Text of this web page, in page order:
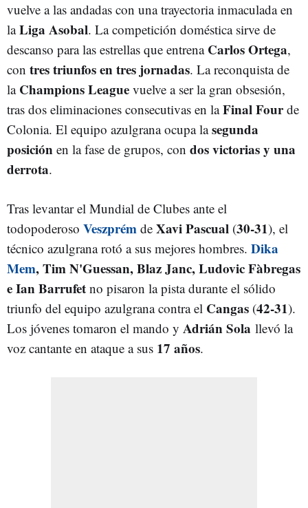
vuelve a las andadas con una trayectoria inmaculada en
laLiga Asobal. La competición doméstica sirve de
descanso para las estrellas que entrena Carlos Ortega,
con tres triunfos en tres jornadas. La reconquista de
la Champions League vuelve a ser la gran obsesión,
tras dos eliminaciones consecutivas en laFinal Fourde
Colonia. El equipo azulgrana ocupa lasegunda
posición en la fase de grupos, con dos victorias y una
derrota.
Tras levantar el Mundial de Clubes ante el
todopoderoso Veszprém de Xavi Pascual (30-31), el
técnico azulgrana rotó a sus mejores hombres. Dika
Mem, Tim N'Guessan, Blaz Janc, Ludovic Fàbregas
e Ian Barrufet no pisaron la pista durante el sólido
triunfo del equipo azulgrana contra el Cangas (42-31).
Los jóvenes tomaron el mando y Adrián Sola llevó la
voz cantante en ataque a sus 17 años.